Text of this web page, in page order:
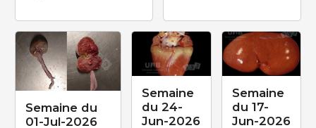
Semaine du
01-Jul-2026
Semaine
du 24-
Jun-2026
Semaine
du 17-
Jun-2026